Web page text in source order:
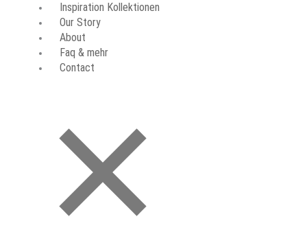
Inspiration Kollektionen
Our Story
About
Faq & mehr
Contact